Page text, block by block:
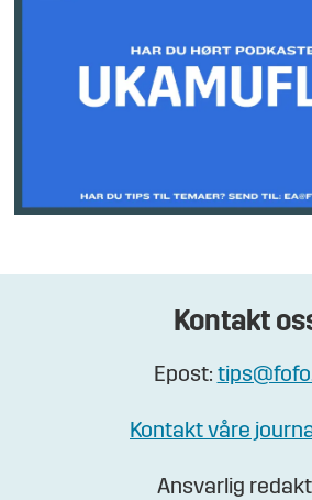
Kontakt
Epost:
Kontakt våre
Ansvarlig